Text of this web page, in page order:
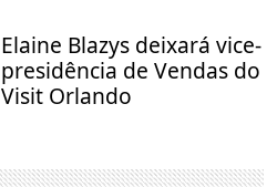
Elaine Blazys deixará vice-
presidência de Vendas do
Visit Orlando